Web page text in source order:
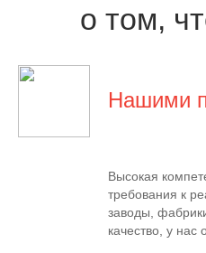
о том,
Нашими
Высокая
требования к
заводы,
качество, у нас